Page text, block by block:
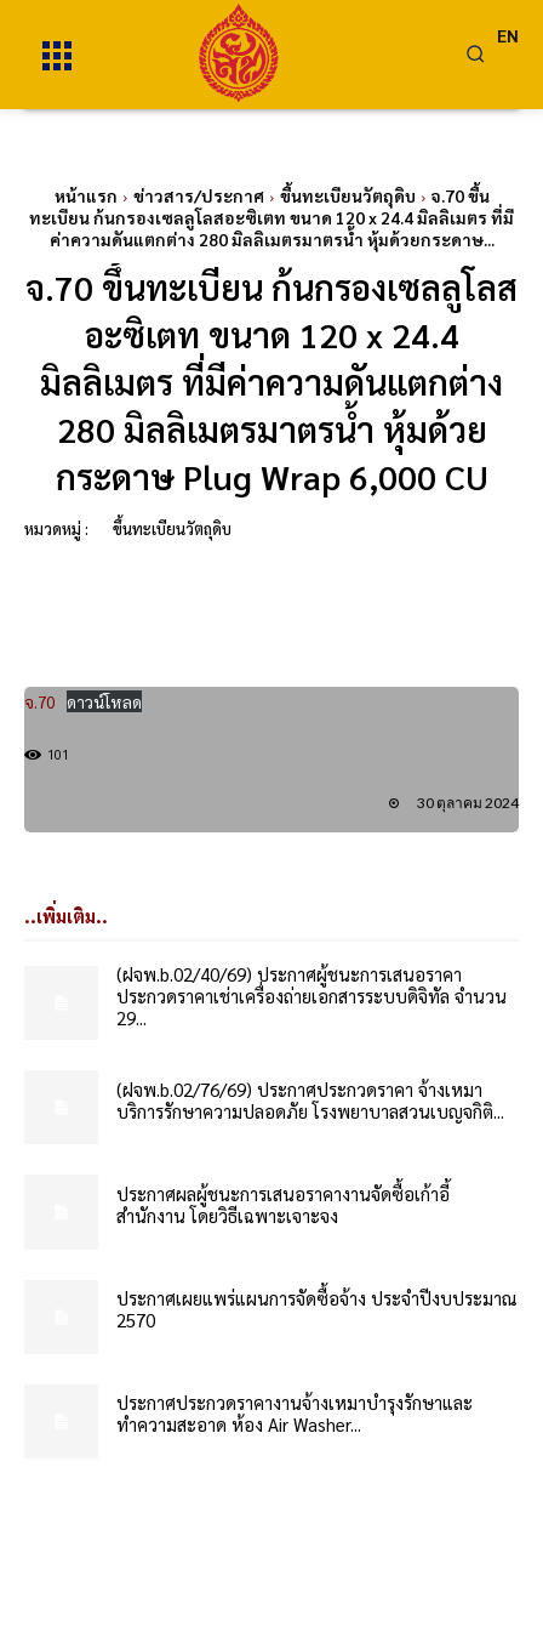
EN
หน้าแรก ข่าวสาร/ประกาศ ขึ้นทะเบียนวัตถุดิบ
จ.70 ขึ้น
ทะเบียน ก้นกรองเซลลูโลสอะซิเตท ขนาด 120 x 24.4 มิลลิเมตร ที่มี
ค่าความดันแตกต่าง 280 มิลลิเมตรมาตรน้ำ หุ้มด้วยกระดาษ...
จ.70 ขึ้นทะเบียน ก้นกรองเซลลูโลส
อะซิเตท ขนาด 120 x 24.4
มิลลิเมตร ที่มีค่าความดันแตกต่าง
280 มิลลิเมตรมาตรน้ำ หุ้มด้วย
กระดาษ Plug Wrap 6,000 CU
หมวดหมู่ : ขึ้นทะเบียนวัตถุดิบ
จ.70 ดาวน์โหลด
101
30 ตุลาคม 2024
..เพิ่มเติม..
(ฝจพ.b.02/40/69) ประกาศผู้ชนะการเสนอราคา
ประกวดราคาเช่าเครื่องถ่ายเอกสารระบบดิจิทัล จำนวน
29...
(ฝจพ.b.02/76/69) ประกาศประกวดราคา จ้างเหมา
บริการรักษาความปลอดภัย โรงพยาบาลสวนเบญจกิติ...
ประกาศผลผู้ชนะการเสนอราคางานจัดซื้อเก้าอี้
สำนักงาน โดยวิธีเฉพาะเจาะจง
ประกาศเผยแพร่แผนการจัดซื้อจ้าง ประจำปีงบประมาณ
2570
ประกาศประกวดราคางานจ้างเหมาบำรุงรักษาและ
ทำความสะอาด ห้อง Air Washer...